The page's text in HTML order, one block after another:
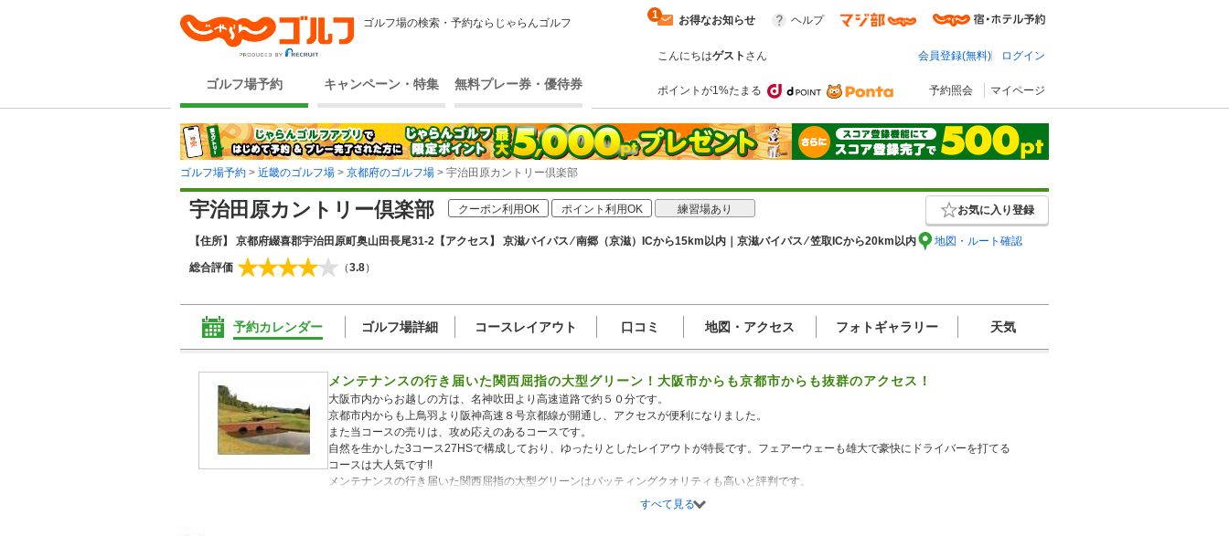
ゴルフ場の検索・予約ならじゃらんゴルフ
ゴルフ場予約 キャンペーン・特集 無料プレー券・優待券
お得なお知らせ
1 ヘルプ
こんにちはゲスト さん 会員登録(無料) ログイン
ポイントが1%たまる 予約照会 マイページ
ゴルフ場予約 > 近畿のゴルフ場 > 京都府のゴルフ場 > 宇治田原カントリー倶楽部
宇治田原カントリー倶楽部 クーポン利用OK ポイント利用OK 練習場あり お気に入り登録
【住所】 京都府綴喜郡宇治田原町奥山田長尾31-2 【アクセス】 京滋バイパス ⁄ 南郷（京滋）ICから15km以内｜京滋バイパス ⁄ 笠取ICから20km以内 地図・ルート確認
総合評価 （3.8）
予約カレンダー ゴルフ場詳細 コースレイアウト 口コミ 地図・アクセス フォトギャラリー 天気
メンテナンスの行き届いた関西屈指の大型グリーン！大阪市からも京都市からも抜群のアクセス！
大阪市内からお越しの方は、名神吹田より高速道路で約５０分です。
京都市内からも上鳥羽より阪神高速８号京都線が開通し、アクセスが便利になりました。
また当コースの売りは、攻め応えのあるコースです。
自然を生かした3コース27HSで構成しており、ゆったりとしたレイアウトが特長です。フェアーウェーも雄大で豪快にドライバーを打てる
コースは大人気です!!
メンテナンスの行き届いた関西屈指の大型グリーンはパッティングクオリティも高いと評判です。
すべて見る